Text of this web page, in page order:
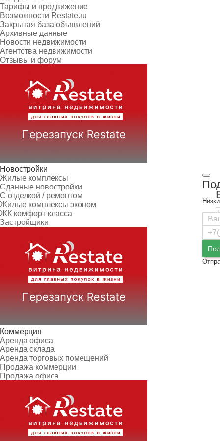
Тарифы и продвижение
Возможности Restate.ru
Закрытая база объявлений
Архивные данные
Новости недвижимости
Агентства недвижимости
Отзывы и форум
Новостройки
Жилые комплексы
Сданные новостройки
С отделкой / ремонтом
Жилые комплексы эконом
ЖК комфорт класса
Застройщики
Коммерция
Аренда офиса
Аренда склада
Аренда торговых помещений
Продажа коммерции
Продажа офиса